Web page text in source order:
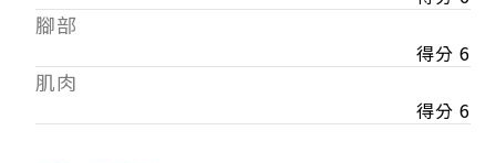
腳部
得分 6
肌肉
得分 6
——
【會費】
個人會員:
入會費新臺幣1200元，於會員入會時繳納；常年會